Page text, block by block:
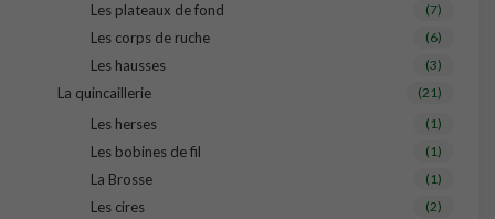
Les plateaux de fond (7)
Les corps de ruche (6)
Les hausses (3)
La quincaillerie (21)
Les herses (1)
Les bobines de fil (1)
La Brosse (1)
Les cires (2)